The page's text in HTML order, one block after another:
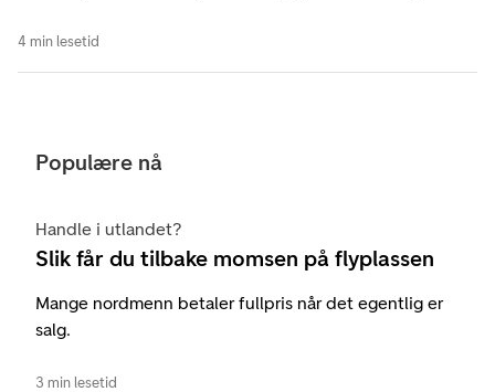
4 min lesetid
Populære nå
Handle i utlandet?
Slik får du tilbake momsen på flyplassen
Mange nordmenn betaler fullpris når det egentlig er
salg.
3 min lesetid